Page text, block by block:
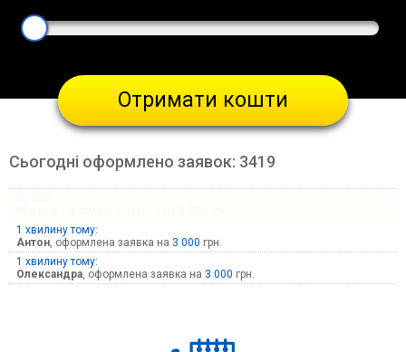
Отримати кошти
Сьогодні оформлено заявок: 3419
1 хвилину тому:
Антон, оформлена заявка на 3 000 грн.
1 хвилину тому:
Олександра, оформлена заявка на 3 000 грн.